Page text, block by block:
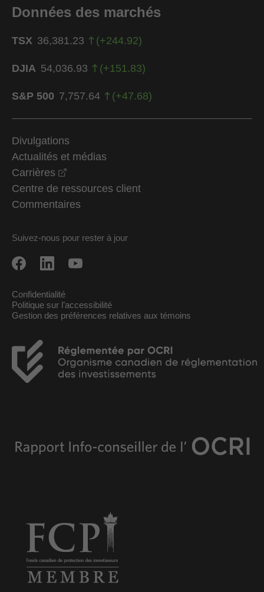
Données des marchés
TSX 36,381.23 (+244.92)
DJIA 54,036.93 (+151.83)
S&P 500 7,757.64 (+47.68)
Divulgations
Actualités et médias
Carrières
Centre de ressources client
Commentaires
Suivez-nous pour rester à jour
Confidentialité
Politique sur l’accessibilité
Gestion des préférences relatives aux témoins